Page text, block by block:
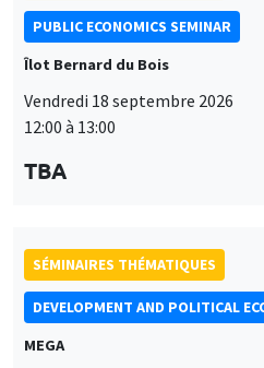
PUBLIC ECONOMICS SEMINAR
Îlot Bernard du Bois
Vendredi 18 septembre 2026
12:00 à 13:00
TBA
SÉMINAIRES THÉMATIQUES
DEVELOPMENT AND POLITICAL
MEGA